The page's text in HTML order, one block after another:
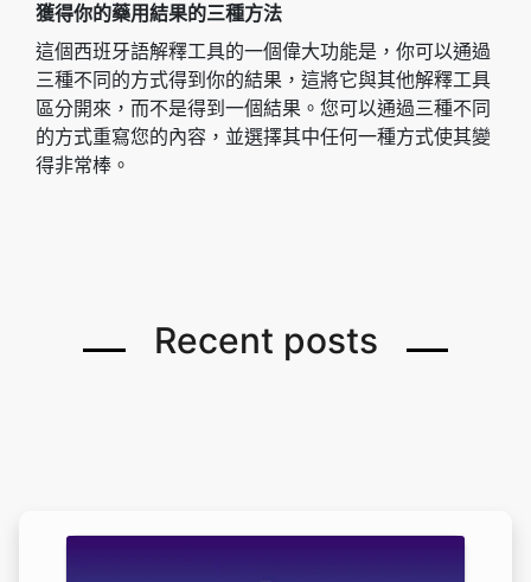
獲得你的藥用結果的三種方法
這個西班牙語解釋工具的一個偉大功能是，你可以通過
三種不同的方式得到你的結果，這將它與其他解釋工具
區分開來，而不是得到一個結果。您可以通過三種不同
的方式重寫您的內容，並選擇其中任何一種方式使其變
得非常棒。
Recent posts